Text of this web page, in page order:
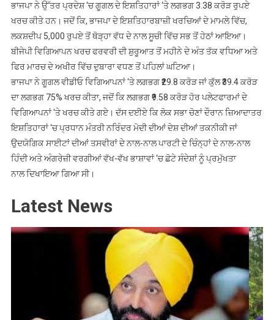
ਭਾਜਪਾ ਨੇ ਉੱਤਰ ਪ੍ਰਦੇਸ਼ ‘ਚ ਗੂਗਲ ਦੇ ਇਸ਼ਤਿਹਾਰਾਂ ‘ਤੇ ਲਗਭਗ 3.38 ਕਰੋੜ ਰੁਪਏ
ਖਰਚ ਕੀਤੇ ਹਨ। ਜਦੋਂ ਕਿ, ਭਾਜਪਾ ਦੇ ਇਸ਼ਤਿਹਾਰਬਾਜ਼ੀ ਖਰਚਿਆਂ ਦੇ ਮਾਮਲੇ ਵਿੱਚ,
ਲਕਸ਼ਦੀਪ 5,000 ਰੁਪਏ ਤੋਂ ਥੋੜ੍ਹਾ ਵੱਧ ਦੇ ਨਾਲ ਸੂਚੀ ਵਿੱਚ ਸਭ ਤੋਂ ਹੇਠਾਂ ਆਇਆ।
ਬੀਜੇਪੀ ਵਿਗਿਆਪਨ ਖਰਚ ਫਰਵਰੀ ਦੀ ਸ਼ੁਰੂਆਤ ਤੋਂ ਮਹੀਨੇ ਦੇ ਅੰਤ ਤੱਕ ਵਧਿਆ ਅਤੇ
ਫਿਰ ਮਾਰਚ ਦੇ ਅਖੀਰ ਵਿੱਚ ਦੁਬਾਰਾ ਵਧਣ ਤੋਂ ਪਹਿਲਾਂ ਘਟਿਆ।
ਭਾਜਪਾ ਨੇ ਗੂਗਲ ਵੀਡੀਓ ਵਿਗਿਆਪਨਾਂ ‘ਤੇ ਲਗਭਗ ₹29.8 ਕਰੋੜ ਜਾਂ ਕੁੱਲ ₹39.4 ਕਰੋੜ
ਦਾ ਲਗਭਗ 75% ਖਰਚ ਕੀਤਾ, ਜਦੋਂ ਕਿ ਲਗਭਗ ₹9.58 ਕਰੋੜ ਹੋਰ ਪਲੇਟਫਾਰਮਾਂ ਦੇ
ਵਿਗਿਆਪਨਾਂ ‘ਤੇ ਖਰਚ ਕੀਤੇ ਗਏ। ਦੱਸ ਦਈਏ ਕਿ ਲੋਕ ਸਭਾ ਚੋਣਾਂ ਦੌਰਾਨ ਜ਼ਿਆਦਾਤਰ
ਇਸ਼ਤਿਹਾਰਾਂ ‘ਚ ਪ੍ਰਧਾਨ ਮੰਤਰੀ ਨਰਿੰਦਰ ਮੋਦੀ ਦੀਆਂ ਦੇਸ਼ ਦੀਆਂ ਤਕਨੀਕੀ ਜਾਂ
ਉਦਯੋਗਿਕ ਸਾਈਟਾਂ ਦੀਆਂ ਤਸਵੀਰਾਂ ਦੇ ਨਾਲ-ਨਾਲ ਪਾਰਟੀ ਦੇ ਚਿੰਨ੍ਹਾਂ ਦੇ ਨਾਲ-ਨਾਲ
ਹਿੰਦੀ ਅਤੇ ਅੰਗਰੇਜ਼ੀ ਵਰਗੀਆਂ ਵੱਖ-ਵੱਖ ਭਾਸ਼ਾਵਾਂ ‘ਚ ਛੋਟੇ ਸੰਦੇਸ਼ਾਂ ਨੂੰ ਪ੍ਰਮੁੱਖਤਾ
ਨਾਲ ਦਿਖਾਇਆ ਗਿਆ ਸੀ।
Latest News